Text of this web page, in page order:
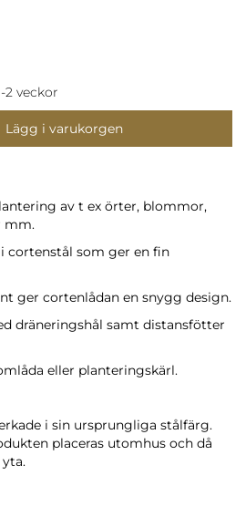
2 veckor
Lägg i varukorgen
av t ex örter, blommor,
mm.
cortenstål som ger en fin
ger cortenlådan en snygg design.
dräneringshål samt distansfötter
eller planteringskärl.
i sin ursprungliga stålfärg.
placeras utomhus och då